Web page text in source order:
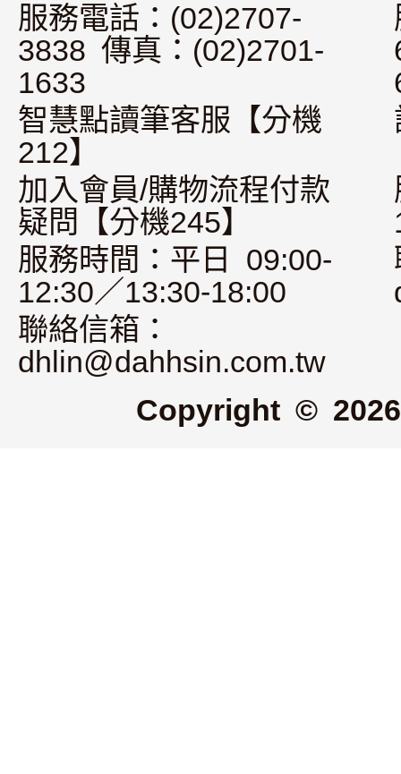
服務電話：(02)2707-
3838 傳真：(02)2701-
1633
智慧點讀筆客服【分機
212】
加入會員/購物流程付款
疑問【分機245】
服務時間：平日 09:00-
12:30／13:30-18:00
聯絡信箱：
dhlin@dahhsin.com.tw
Copyright ©